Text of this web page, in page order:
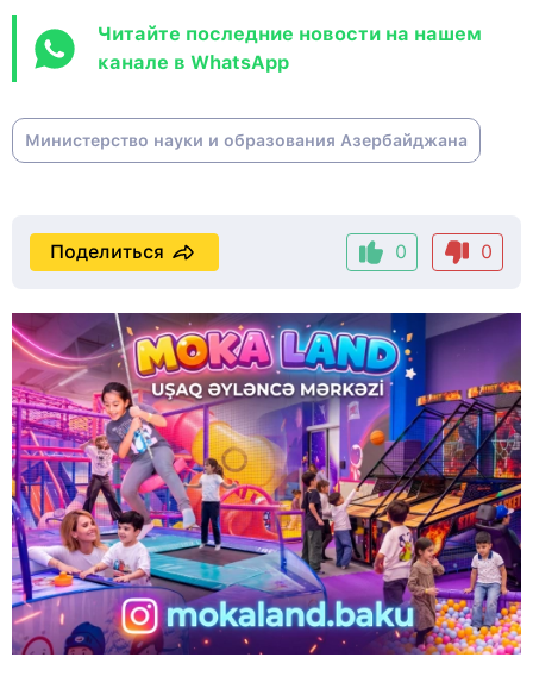
Читайте последние новости на нашем
канале в WhatsApp
Министерство науки и образования Азербайджана
0 0
Поделиться